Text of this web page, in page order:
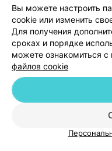
Вы можете настроить
cookie или изменить
Для получения
сроках и порядке
можете ознакомиться с
файлов cookie